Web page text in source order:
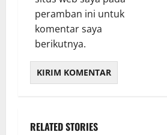
peramban ini untuk
komentar saya
berikutnya.
RELATED STORIES